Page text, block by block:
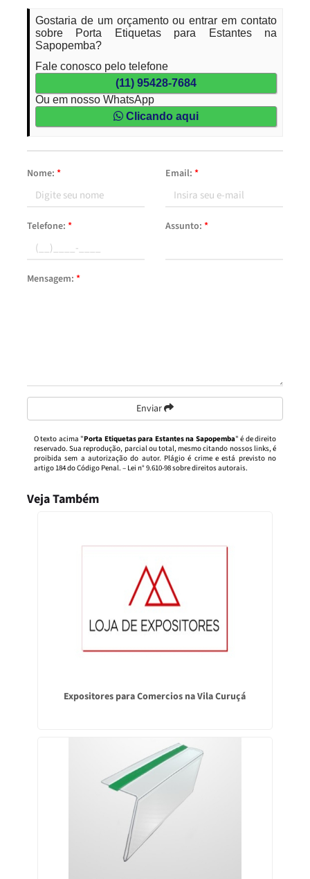
Gostaria de um orçamento ou entrar em contato
sobre Porta Etiquetas para Estantes na
Sapopemba?
Fale conosco pelo telefone
(11) 95428-7684
Ou em nosso WhatsApp
Clicando aqui
Nome: * Email: *
Telefone: * Assunto: *
Mensagem: *
Enviar
O texto acima "Porta Etiquetas para Estantes na Sapopemba" é de direito
reservado. Sua reprodução, parcial ou total, mesmo citando nossos links, é
proibida sem a autorização do autor. Plágio é crime e está previsto no
artigo 184 do Código Penal. – Lei n° 9.610-98 sobre direitos autorais.
Veja Também
Expositores para Comercios na Vila Curuçá